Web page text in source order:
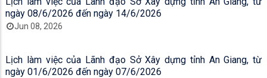
ngày 08/6/2026 đến ngày 14/6/2026
Jun 08, 2026
Lịch làm việc của Lãnh đạo Sở Xây dựng tỉnh An Giang, từ
ngày 01/6/2026 đến ngày 07/6/2026